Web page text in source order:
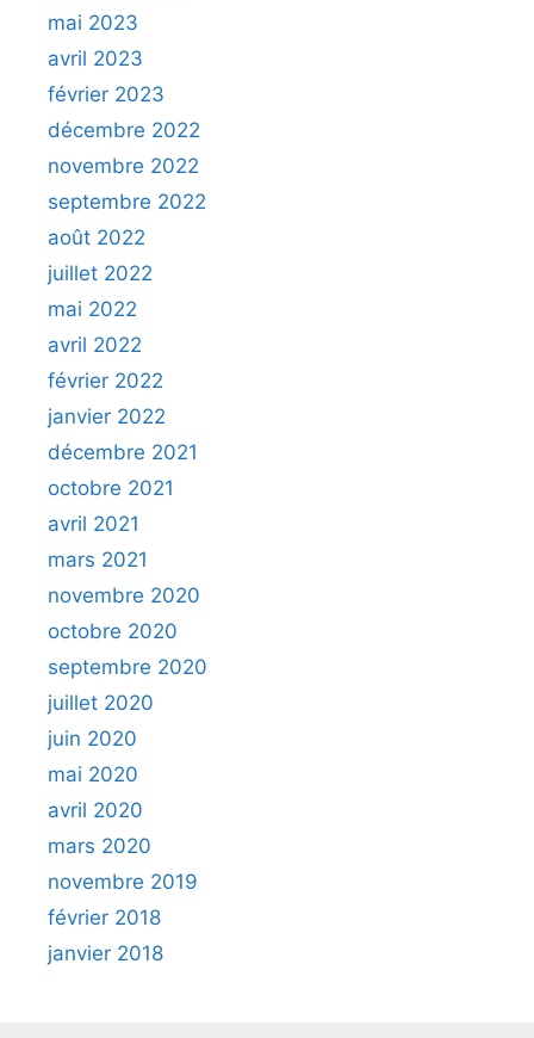
mai 2023
avril 2023
février 2023
décembre 2022
novembre 2022
septembre 2022
août 2022
juillet 2022
mai 2022
avril 2022
février 2022
janvier 2022
décembre 2021
octobre 2021
avril 2021
mars 2021
novembre 2020
octobre 2020
septembre 2020
juillet 2020
juin 2020
mai 2020
avril 2020
mars 2020
novembre 2019
février 2018
janvier 2018